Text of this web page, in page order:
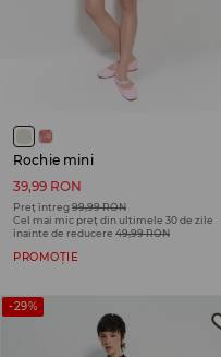
Rochie mini
39,99 RON
Preț întreg99,99 RON
Cel mai mic preț din ultimele 30 de zile
înainte de reducere 49,99 RON
PROMOȚIE
-29%